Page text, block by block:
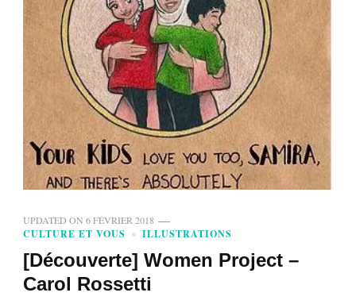
UPDATED ON 6 FÉVRIER 2018
CULTURE ET VOUS ILLUSTRATIONS
[Découverte] Women Project –
Carol Rossetti